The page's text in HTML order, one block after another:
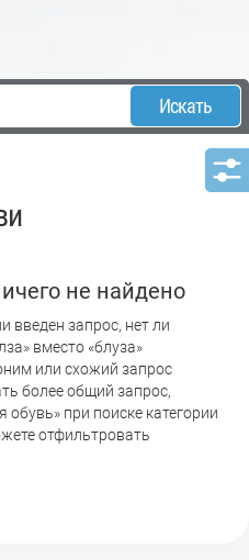
Искать
не найдено
введен запрос, нет ли
вместо «блуза»
или схожий запрос
более общий запрос,
обувь» при поиске категории
отфильтровать